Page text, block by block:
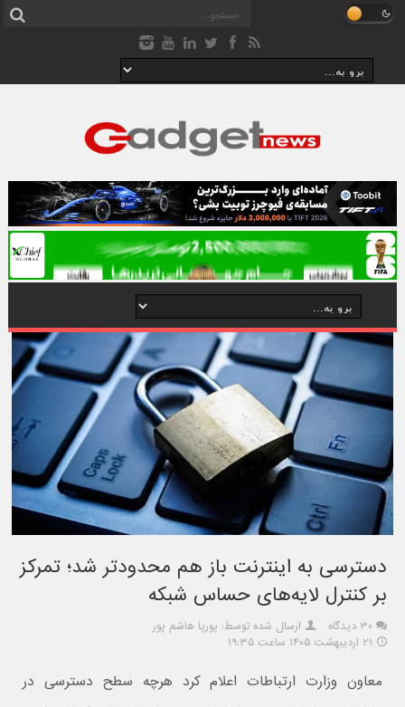
دسترسی به اینترنت باز هم محدودتر شد؛ تمرکز
بر کنترل لایه‌های حساس شبکه
۳۰ دیدگاه
ارسال شده توسط: پوریا هاشم پور
۲۱ اردیبهشت ۱۴۰۵ ساعت ۱۹:۳۵
معاون وزارت ارتباطات اعلام کرد هرچه سطح دسترسی در